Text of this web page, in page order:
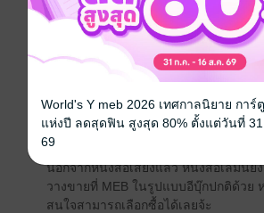
วันที่วางขาย
ความยาว
เวอร์ชันอีบุ๊ก
นอกจากหนังสือเสียงแล้ว หนังสือเล่มนี้ยั
วางขายที่ MEB ในรูปแบบอีบุ๊กปกติด้วย
สนใจสามารถเลือกซื้อได้เลยจ้ะ
World's Y meb 2026 เทศกาลนิยาย กา
แห่งปี ลดสุดฟิน สูงสุด 80% ตั้งแต่วันที่
69